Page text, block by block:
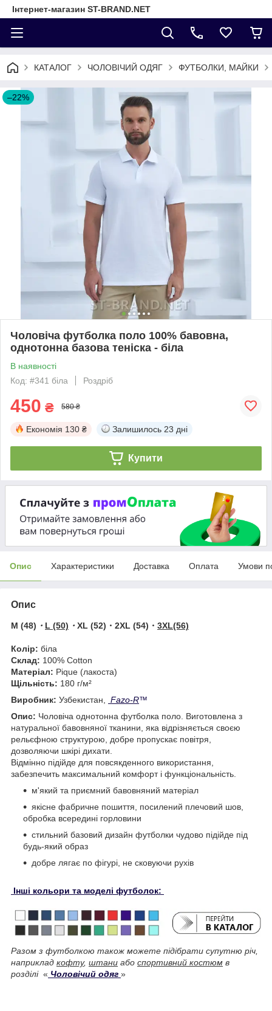
Інтернет-магазин ST-BRAND.NET
КАТАЛОГ ЧОЛОВІЧИЙ ОДЯГ ФУТБОЛКИ, МАЙКИ
–22%
Чоловіча футболка поло 100% бавовна,
однотонна базова теніска - біла
В наявності
Код: #341 біла
Роздріб
450 ₴ 580 ₴
Економія 130 ₴ Залишилось 23 дні
Купити
Опис Характеристики Доставка Оплата Умови
Опис
M (48) ・ L (50) ・ XL (52)・2XL (54)・ 3XL(56)
Колір: біла
Склад: 100% Cotton
Матеріал: Pique (лакоста)
Щільність: 180 г/м²
Виробник: Узбекистан, Fazo-R™
Опис: Чоловіча однотонна футболка поло. Виготовлена з
натуральної бавовняної тканини, яка відрізняється своєю
рельєфною структурою, добре пропускає повітря,
дозволяючи шкірі дихати.
Відмінно підійде для повсякденного використання,
забезпечить максимальний комфорт і функціональність.
м'який та приємний бавовняний матеріал
якісне фабричне пошиття, посилений плечовий шов,
обробка всередині горловини
стильний базовий дизайн футболки чудово підійде під
будь-який образ
добре лягає по фігурі, не сковуючи рухів
Інші кольори та моделі футболок:
Разом з футболкою також можете підібрати супутню річ,
наприклад кофту, штани або спортивний костюм в
розділі « Чоловічий одяг »